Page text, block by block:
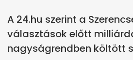
A 24.hu szerint a
választások előtt
nagyságrendben költött